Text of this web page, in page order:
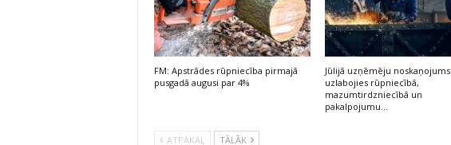
FM: Apstrādes rūpniecība pirmajā
pusgadā augusi par 4%
Jūlijā uzņēmēju noskaņojums
uzlabojies rūpniecībā,
mazumtirdzniecībā un
pakalpojumu…
ATPAKAĻ TĀLĀK